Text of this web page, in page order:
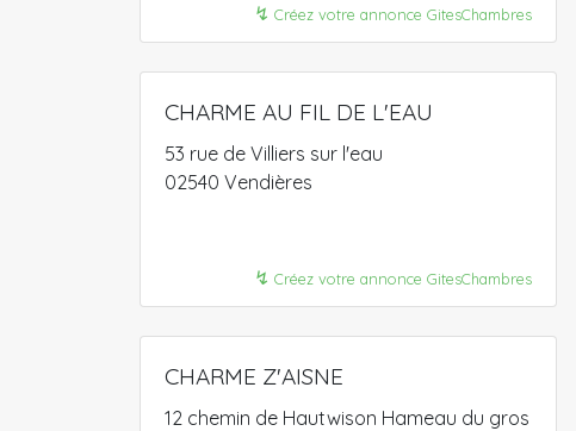
↯ Créez votre annonce GitesChambres
CHARME AU FIL DE L'EAU
53 rue de Villiers sur l'eau
02540 Vendières
↯ Créez votre annonce GitesChambres
CHARME Z'AISNE
12 chemin de Hautwison Hameau du gros